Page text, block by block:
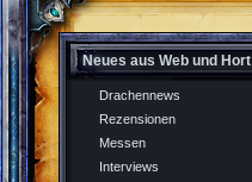
Neues aus Web und Hort
Drachennews
Rezensionen
Messen
Interviews